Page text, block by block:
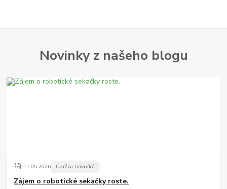
Novinky z našeho blogu
11.05.2026 Údržba trávníků
Zájem o robotické sekačky roste.